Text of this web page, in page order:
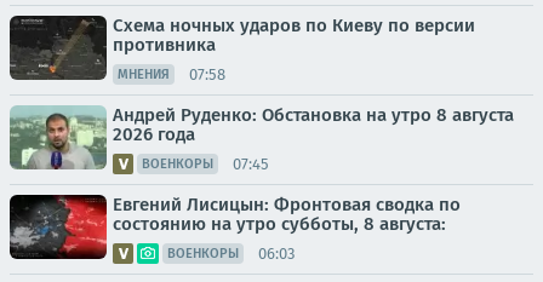
Схема ночных ударов по Киеву по версии
противника
МНЕНИЯ 07:58
Андрей Руденко: Обстановка на утро 8 августа
2026 года
ВОЕНКОРЫ 07:45
Евгений Лисицын: Фронтовая сводка по
состоянию на утро субботы, 8 августа:
ВОЕНКОРЫ 06:03